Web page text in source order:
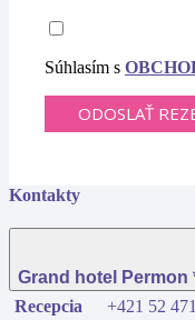
Súhlasím s
ODOSLAŤ
Kontakty
Grand hotel Permon
Recepcia
+421 52